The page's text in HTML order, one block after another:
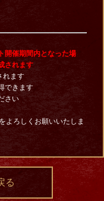
開催期間内となった場
されます
れます
できます
さい
よろしくお願いいたしま
る